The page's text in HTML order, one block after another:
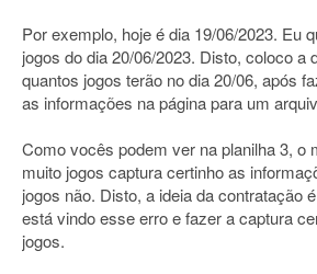
Por exemplo, hoje é dia 19/06/2023. Eu
jogos do dia 20/06/2023. Disto, coloco a
quantos jogos terão no dia 20/06, após
as informações na página para um
Como vocês podem ver na planilha 3, o
muito jogos captura certinho as
jogos não. Disto, a ideia da contratação
está vindo esse erro e fazer a captura
jogos.